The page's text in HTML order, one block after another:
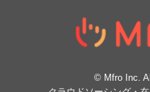
© Mfro Inc.